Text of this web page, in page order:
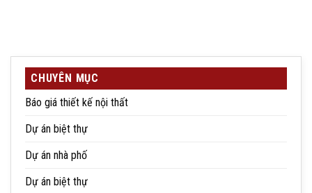
CHUYÊN MỤC
Báo giá thiết kế nội thất
Dự án biệt thự
Dự án nhà phố
Dự án biệt thự